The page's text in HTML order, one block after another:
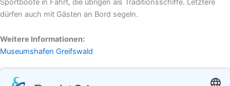
Sportboote in Fahrt, die übrigen als Traditionsschiffe. Letztere
dürfen auch mit Gästen an Bord segeln.
Weitere Informationen:
Museumshafen Greifswald